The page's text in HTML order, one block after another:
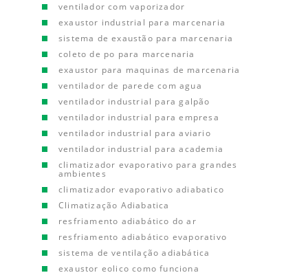
ventilador com vaporizador
exaustor industrial para marcenaria
sistema de exaustão para marcenaria
coleto de po para marcenaria
exaustor para maquinas de marcenaria
ventilador de parede com agua
ventilador industrial para galpão
ventilador industrial para empresa
ventilador industrial para aviario
ventilador industrial para academia
climatizador evaporativo para grandes
ambientes
climatizador evaporativo adiabatico
Climatização Adiabatica
resfriamento adiabático do ar
resfriamento adiabático evaporativo
sistema de ventilação adiabática
exaustor eolico como funciona